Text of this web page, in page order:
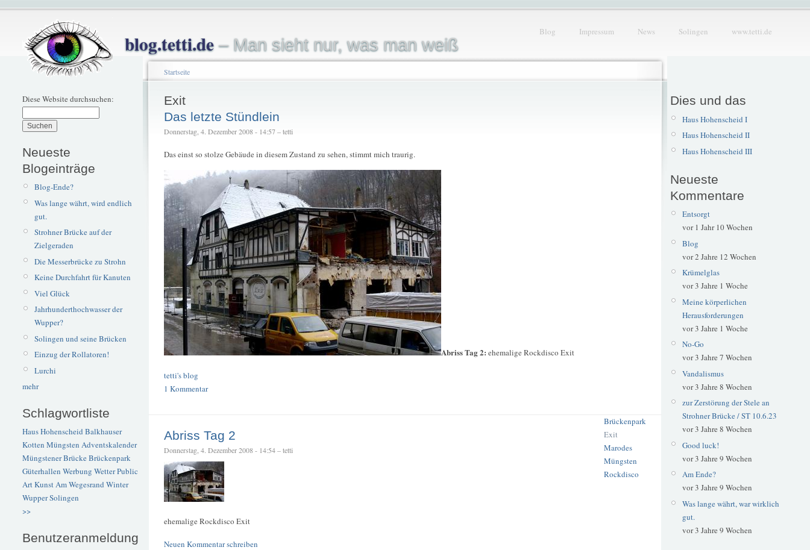
blog.tetti.de– Man sieht nur, was man weiß
Blog Impressum News Solingen www.tetti.de
Diese Website durchsuchen:
Neueste
Blogeinträge
Blog-Ende?
Was lange währt, wird endlich
gut.
Strohner Brücke auf der
Zielgeraden
Die Messerbrücke zu Strohn
Keine Durchfahrt für Kanuten
Viel Glück
Jahrhunderthochwasser der
Wupper?
Solingen und seine Brücken
Einzug der Rollatoren!
Lurchi
mehr
Schlagwortliste
Haus Hohenscheid Balkhauser
Kotten Müngsten Adventskalender
Müngstener BrückeBrückenpark
Güterhallen Werbung WetterPublic
ArtKunstAm Wegesrand Winter
WupperSolingen
>>
Benutzeranmeldung
Startseite
Exit
Das letzte Stündlein
Donnerstag, 4. Dezember 2008 - 14:57 – tetti
Das einst so stolze Gebäude in diesem Zustand zu sehen, stimmt mich traurig.
Abriss Tag 2: ehemalige Rockdisco Exit
tetti's blog
1 Kommentar
Brückenpark
Exit
Marodes
Müngsten
Rockdisco
Abriss Tag 2
Donnerstag, 4. Dezember 2008 - 14:54 – tetti
ehemalige Rockdisco Exit
Neuen Kommentar schreiben
Dies und das
Haus Hohenscheid I
Haus Hohenscheid II
Haus Hohenscheid III
Neueste
Kommentare
Entsorgt
vor 1 Jahr 10 Wochen
Blog
vor 2 Jahre 12 Wochen
Krümelglas
vor 3 Jahre 1 Woche
Meine körperlichen
Herausforderungen
vor 3 Jahre 1 Woche
No-Go
vor 3 Jahre 7 Wochen
Vandalismus
vor 3 Jahre 8 Wochen
zur Zerstörung der Stele an
Strohner Brücke / ST 10.6.23
vor 3 Jahre 8 Wochen
Good luck!
vor 3 Jahre 9 Wochen
Am Ende?
vor 3 Jahre 9 Wochen
Was lange währt, war wirklich
gut.
vor 3 Jahre 9 Wochen